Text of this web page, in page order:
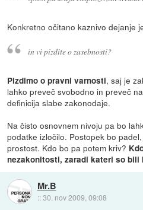
Konkretno očitano kaznivo dejanje
in vi pizdite o zasebnosti?
Pizdimo o pravni varnosti, saj je
lahko preveč svobodno in preveč
definicija slabe zakonodaje.
Na čisto osnovnem nivoju pa bo
podatke izločilo. Postopek bo
prostost. Kdo bo pa potem kriv?
nezakonitosti, zaradi kateri so
Mr.B
::30. nov 2009, 09:08